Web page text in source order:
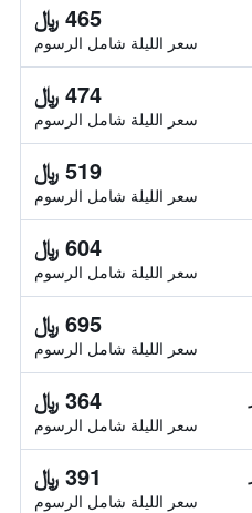
465 ﷼
سعر الليلة شامل الرسوم
474 ﷼
سعر الليلة شامل الرسوم
519 ﷼
سعر الليلة شامل الرسوم
604 ﷼
سعر الليلة شامل الرسوم
695 ﷼
سعر الليلة شامل الرسوم
364 ﷼
سعر الليلة شامل الرسوم
391 ﷼
سعر الليلة شامل الرسوم